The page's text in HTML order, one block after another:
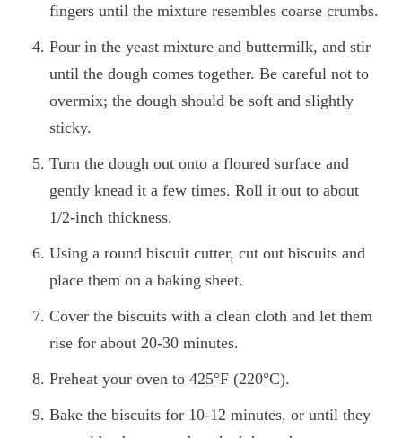
fingers until the mixture resembles coarse crumbs.
Pour in the yeast mixture and buttermilk, and stir
until the dough comes together. Be careful not to
overmix; the dough should be soft and slightly
sticky.
Turn the dough out onto a floured surface and
gently knead it a few times. Roll it out to about
1/2-inch thickness.
Using a round biscuit cutter, cut out biscuits and
place them on a baking sheet.
Cover the biscuits with a clean cloth and let them
rise for about 20-30 minutes.
Preheat your oven to 425°F (220°C).
Bake the biscuits for 10-12 minutes, or until they